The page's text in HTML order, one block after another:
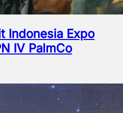
Indonesia Expo
IV PalmCo